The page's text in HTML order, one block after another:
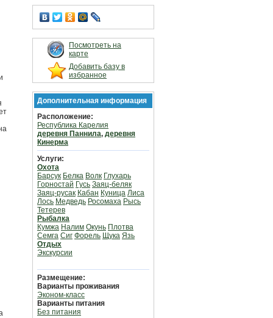
Посмотреть на
карте
Добавить базу в
избранное
Дополнительная информация
Расположение:
Республика Карелия
деревня Паннила, деревня
Кинерма
Услуги:
Охота
Барсук Белка Волк Глухарь
Горностай Гусь Заяц-беляк
Заяц-русак Кабан Куница Лиса
Лось Медведь Росомаха Рысь
Тетерев
Рыбалка
Кумжа Налим Окунь Плотва
Семга Сиг Форель Щука Язь
Отдых
Экскурсии
Размещение:
Варианты проживания
Эконом-класс
Варианты питания
Без питания